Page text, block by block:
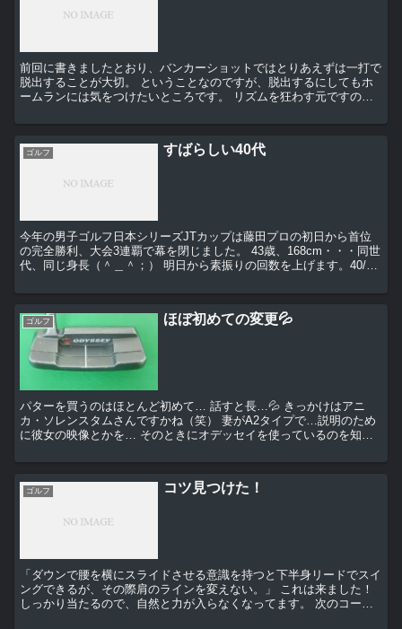
前回に書きましたとおり、バンカーショットではとりあえずは一打で
脱出することが大切。 ということなのですが、脱出するにしてもホ
ームランには気をつけたいところです。 リズムを狂わす元ですの
ゴルフ すばらしい40代
今年の男子ゴルフ日本シリーズJTカップは藤田プロの初日から首位
の完全勝利、大会3連覇で幕を閉じました。 43歳、168cm・・・同世
代、同じ身長（＾＿＾；） 明日から素振りの回数を上げます。40/日
ゴルフ ほぼ初めての変更💦
パターを買うのはほとんど初めて… 話すと長…💦 きっかけはアニ
カ・ソレンスタムさんですかね（笑） 妻がA2タイプで…説明のため
に彼女の映像とかを… そのときにオデッセイを使っているのを知っ
ゴルフ コツ見つけた！
「ダウンで腰を横にスライドさせる意識を持つと下半身リードでスイ
ングできるが、その際肩のラインを変えない。」 これは来ました！
しっかり当たるので、自然と力が入らなくなってます。 次のコース